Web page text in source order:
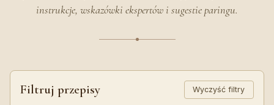
instrukcje, wskazówki ekspertów i sugestie paringu.
Filtruj przepisy Wyczyść filtry